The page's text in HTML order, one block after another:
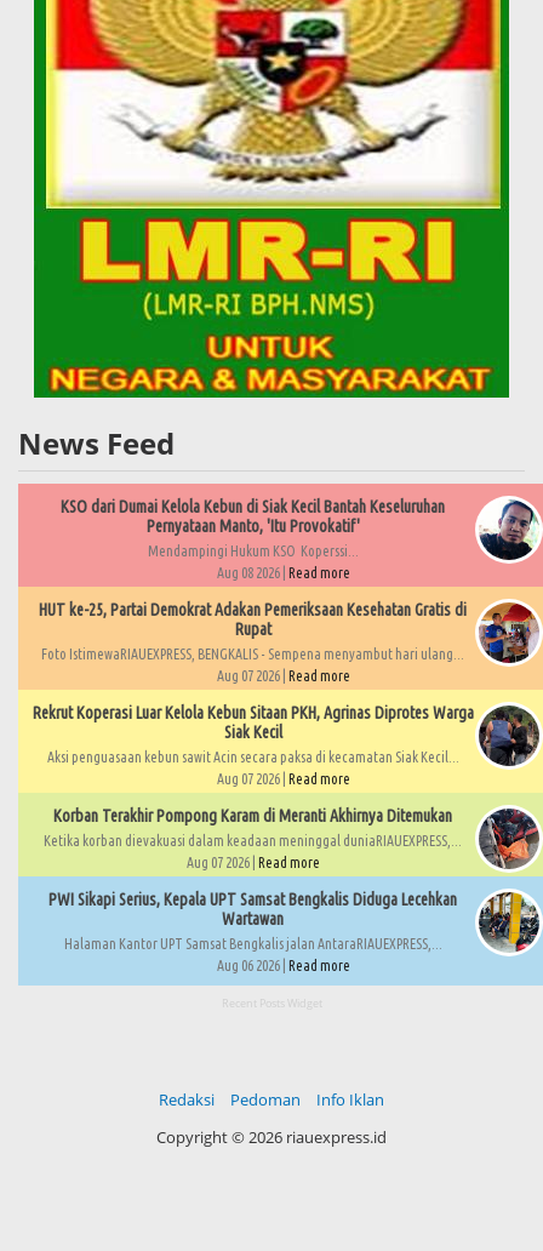
News Feed
KSO dari Dumai Kelola Kebun di Siak Kecil Bantah Keseluruhan
Pernyataan Manto, 'Itu Provokatif'
Mendampingi Hukum KSO Koperssi...
Aug 08 2026 | Read more
HUT ke-25, Partai Demokrat Adakan Pemeriksaan Kesehatan Gratis di
Rupat
Foto IstimewaRIAUEXPRESS, BENGKALIS - Sempena menyambut hari ulang...
Aug 07 2026 | Read more
Rekrut Koperasi Luar Kelola Kebun Sitaan PKH, Agrinas Diprotes Warga
Siak Kecil
Aksi penguasaan kebun sawit Acin secara paksa di kecamatan Siak Kecil...
Aug 07 2026 | Read more
Korban Terakhir Pompong Karam di Meranti Akhirnya Ditemukan
Ketika korban dievakuasi dalam keadaan meninggal duniaRIAUEXPRESS,...
Aug 07 2026 | Read more
PWI Sikapi Serius, Kepala UPT Samsat Bengkalis Diduga Lecehkan
Wartawan
Halaman Kantor UPT Samsat Bengkalis jalan AntaraRIAUEXPRESS,...
Aug 06 2026 | Read more
Recent Posts Widget
Redaksi Pedoman
Info Iklan
Copyright © 2026 riauexpress.id